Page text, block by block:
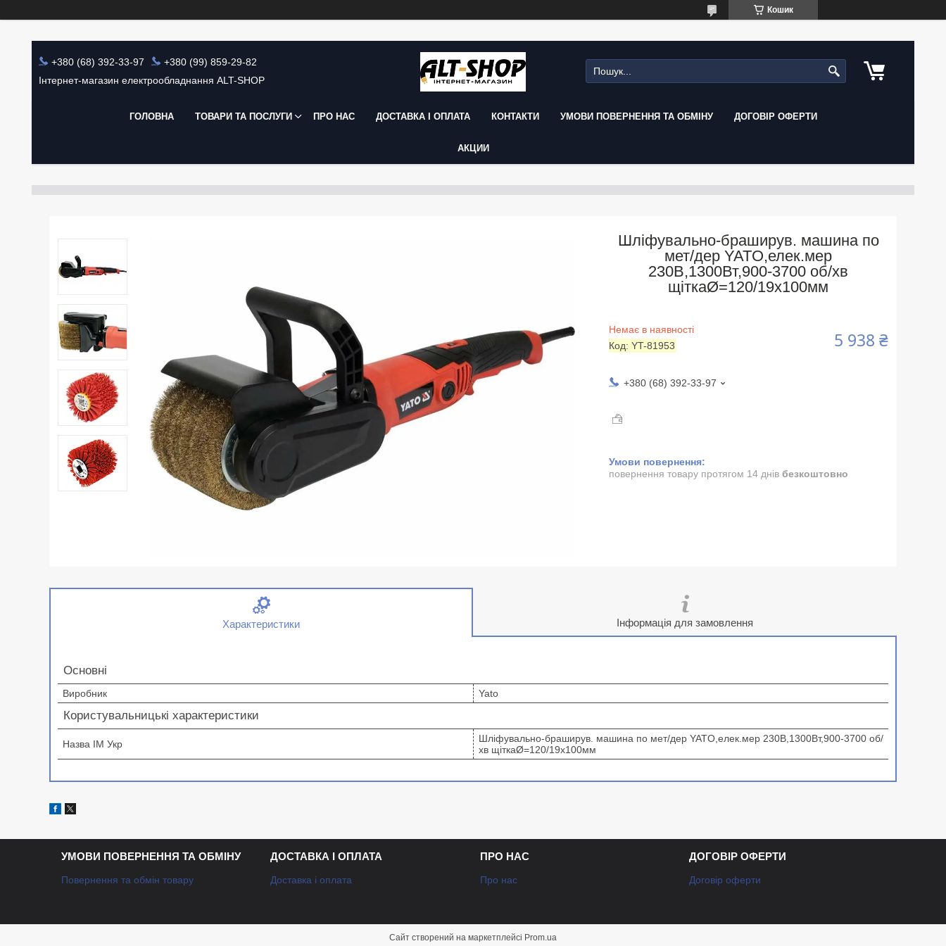
Кошик
+380 (68) 392-33-97
+380 (99) 859-29-82
Інтернет-магазин електрообладнання ALT-SHOP
ГОЛОВНА ТОВАРИ ТА ПОСЛУГИ ПРО НАС ДОСТАВКА І ОПЛАТА КОНТАКТИ УМОВИ ПОВЕРНЕННЯ ТА ОБМІНУ ДОГОВІР ОФЕРТИ
АКЦИИ
Шліфувально-браширув. машина по
мет/дер YATO,елек.мер
230В,1300Вт,900-3700 об/хв
щіткаØ=120/19х100мм
Немає в наявності
Код: YT-81953 5 938 ₴
+380 (68) 392-33-97
повернення товару протягом 14 днів безкоштовно
Характеристики Інформація для замовлення
Основні
Виробник Yato
Користувальницькі характеристики
Назва ІМ Укр
Шліфувально-браширув. машина по мет/дер YATO,елек.мер 230В,1300Вт,900-3700 об/
хв щіткаØ=120/19х100мм
УМОВИ ПОВЕРНЕННЯ ТА ОБМІНУ
Повернення та обмін товару
ДОСТАВКА І ОПЛАТА
Доставка і оплата
ПРО НАС
Про нас
ДОГОВІР ОФЕРТИ
Договір оферти
Сайт створений на маркетплейсі Prom.ua